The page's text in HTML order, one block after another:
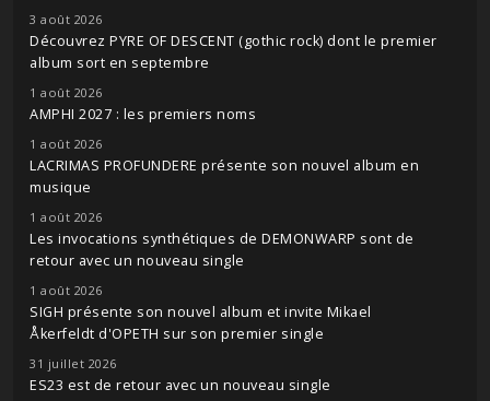
3 août 2026
Découvrez PYRE OF DESCENT (gothic rock) dont le premier
album sort en septembre
1 août 2026
AMPHI 2027 : les premiers noms
1 août 2026
LACRIMAS PROFUNDERE présente son nouvel album en
musique
1 août 2026
Les invocations synthétiques de DEMONWARP sont de
retour avec un nouveau single
1 août 2026
SIGH présente son nouvel album et invite Mikael
Åkerfeldt d'OPETH sur son premier single
31 juillet 2026
ES23 est de retour avec un nouveau single